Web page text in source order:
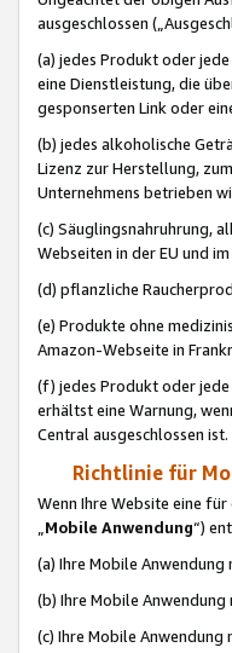
ausgeschlossen
(a) jedes Produkt oder
eine Dienstleistung, die
gesponserten Link oder
(b) jedes alkoholische
Lizenz zur Herstellung,
Unternehmens betrieben
(c) Säuglingsnahruhrung,
Webseiten in der EU und
(d) pflanzliche
(e) Produkte ohne
Amazon-Webseite in
(f) jedes Produkt oder jede
erhältst eine Warnung,
Central ausgeschlossen ist.
Richtlinie für
Wenn Ihre Website eine
„Mobile Anwendung“)
(a) Ihre Mobile
(b) Ihre Mobile
(c) Ihre Mobile Anwendung